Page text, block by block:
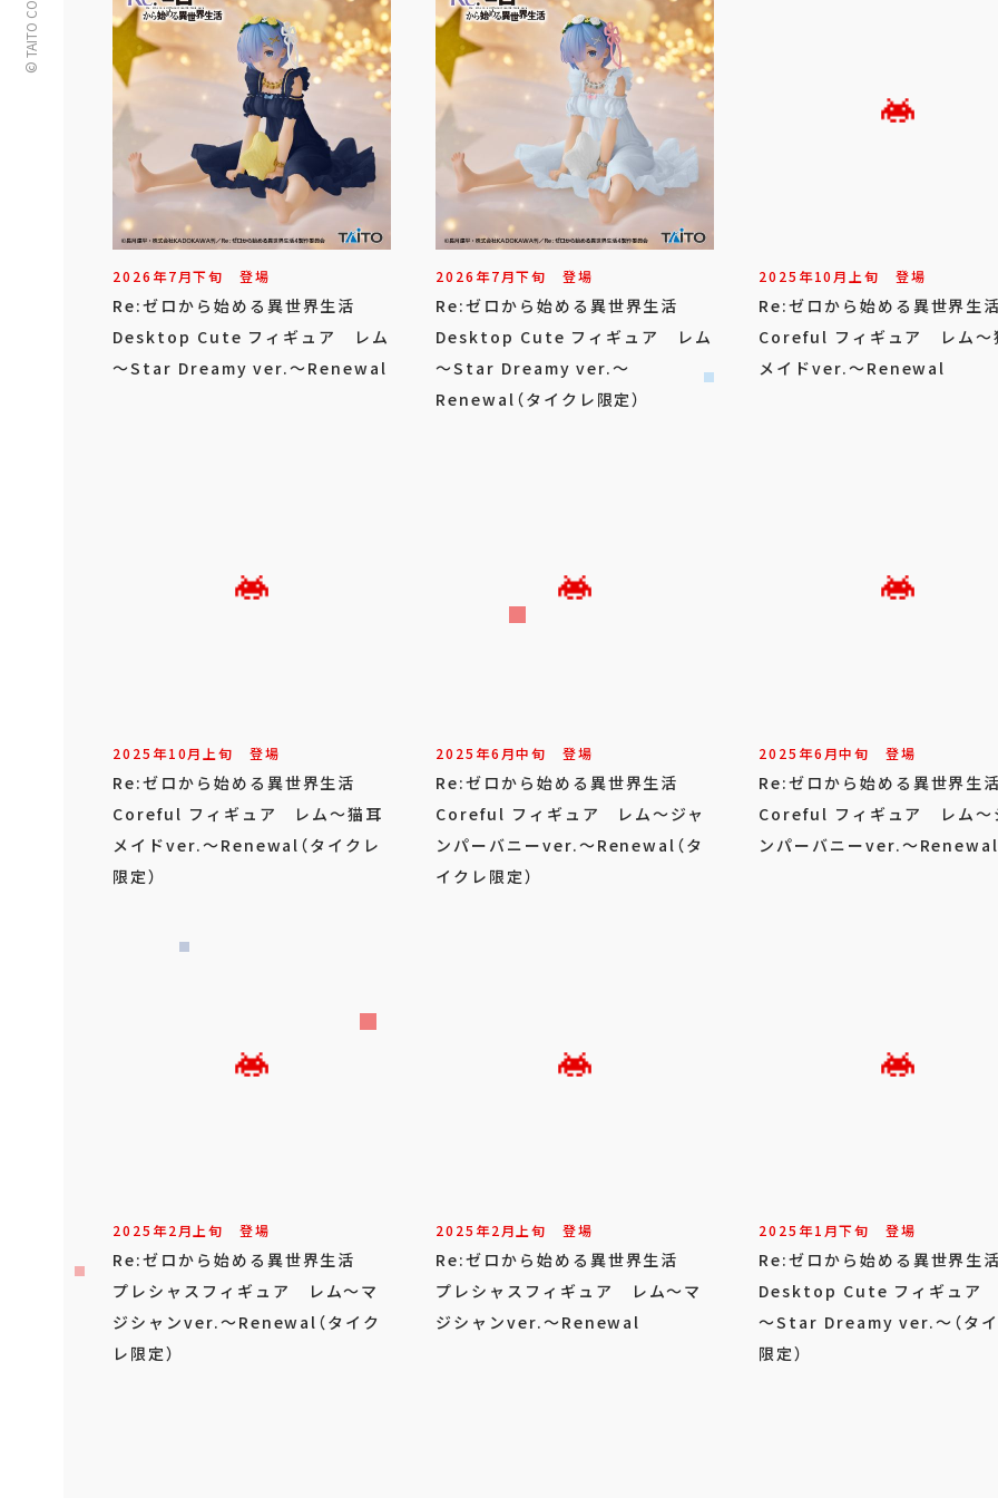
2026年7月下旬 登場
Re:ゼロから始める異世界生活
Desktop Cute フィギュア レム
～Star Dreamy ver.～Renewal
2026年7月下旬 登場
Re:ゼロから始める異世界生活
Desktop Cute フィギュア レム
～Star Dreamy ver.～
Renewal（タイクレ限定）
2025年10月上旬 登場
Re:ゼロから始める異世界生
Coreful フィギュア レム～
メイドver.～Renewal
2025年10月上旬 登場
Re:ゼロから始める異世界生活
Coreful フィギュア レム～猫耳
メイドver.～Renewal（タイクレ
限定）
2025年6月中旬 登場
Re:ゼロから始める異世界生活
Coreful フィギュア レム～ジャ
ンパーバニーver.～Renewal（タ
イクレ限定）
2025年6月中旬 登場
Re:ゼロから始める異世界生
Coreful フィギュア レム～
ンパーバニーver.～Renewal
2025年2月上旬 登場
Re:ゼロから始める異世界生活
プレシャスフィギュア レム～マ
ジシャンver.～Renewal（タイク
レ限定）
2025年2月上旬 登場
Re:ゼロから始める異世界生活
プレシャスフィギュア レム～マ
ジシャンver.～Renewal
2025年1月下旬 登場
Re:ゼロから始める異世界生
Desktop Cute フィギュア
～Star Dreamy ver.～（タ
限定）